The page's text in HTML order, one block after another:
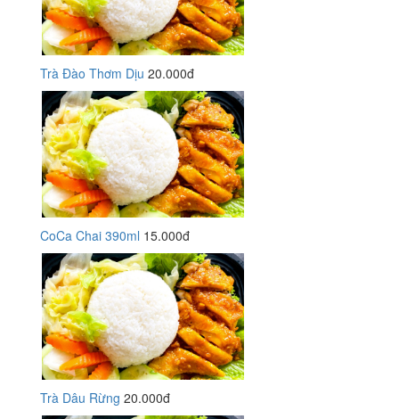
Trà Đào Thơm Dịu 20.000đ
CoCa Chai 390ml 15.000đ
Trà Dâu Rừng 20.000đ